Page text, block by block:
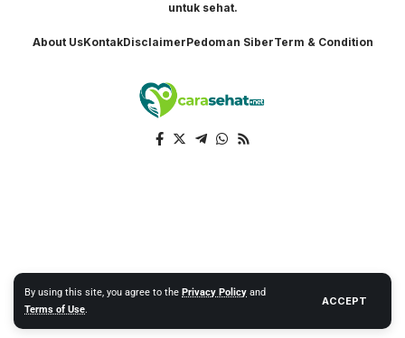
By using this site, you agree to the Privacy Policy and
Terms of Use.
ACCEPT
untuk sehat.
About UsKontakDisclaimerPedoman SiberTerm & Condition